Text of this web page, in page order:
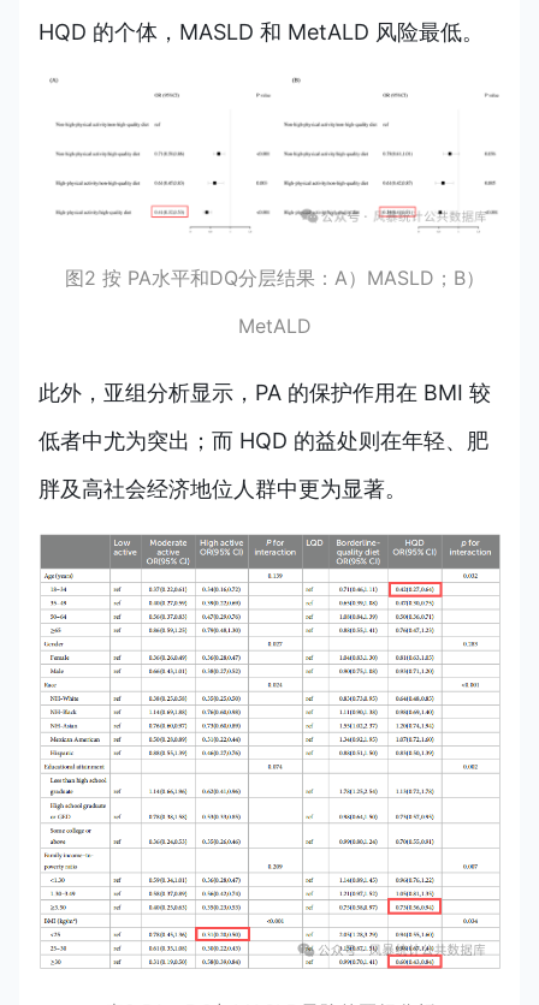
HQD 的个体，MASLD 和 MetALD 风险最低。
图2 按 PA水平和DQ分层结果：A）MASLD；B）
MetALD
此外，亚组分析显示，PA 的保护作用在 BMI 较
低者中尤为突出；而 HQD 的益处则在年轻、肥
胖及高社会经济地位人群中更为显著。